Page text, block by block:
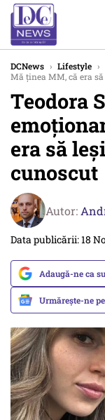
DCNews › Lifestyle ›
Mă ținea MM, că era
Teodora
era să
cunoscut
Autor:
Data publicării: 18
Adaugă-ne ca
Urmărește-ne